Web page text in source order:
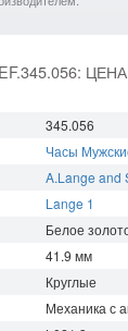
345.056
Часы
A.Lange and
Lange 1
Белое
41.9 мм
Круглые
Механика с